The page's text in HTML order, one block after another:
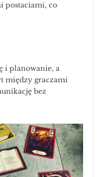
postaciami, co
i planowanie, a
między graczami
bez